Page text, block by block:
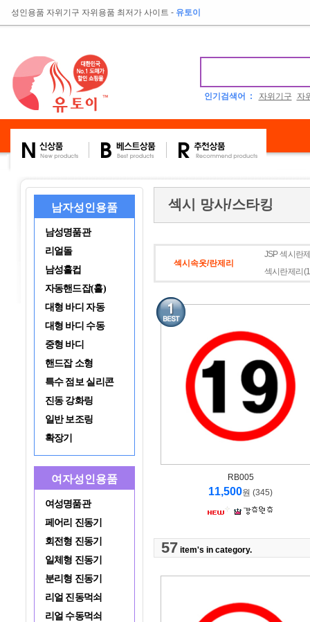
성인용품 자위기구 자위용품 최저가 사이트 - 유토이
인기검색어 : 자위기구 자
남자성인용품
남성명품관
리얼돌
남성홀컵
자동핸드잡(홀)
대형 바디 자동
대형 바디 수동
중형 바디
핸드잡 소형
특수 점보 실리콘
진동 강화링
일반 보조링
확장기
여자성인용품
여성명품관
페어리 진동기
회전형 진동기
일체형 진동기
분리형 진동기
리얼 진동먹쇠
리얼 수동먹쇠
섹시 망사/스타킹
섹시속옷/란제리
JSP 섹시란
섹시란제리
RB005
11,500원 (345)
57 item's in category.